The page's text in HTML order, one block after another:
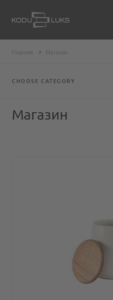
Главная Магазин
CHOOSE CATEGORY
Магазин